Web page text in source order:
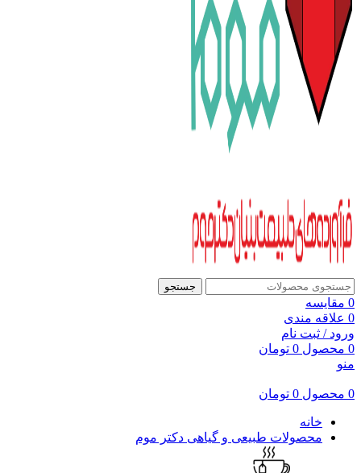
جستجو
0 مقایسه
0 علاقه مندی
ورود / ثبت نام
0 محصول 0 تومان
منو
0 محصول 0 تومان
خانه
محصولات طبیعی و گیاهی دکتر موم